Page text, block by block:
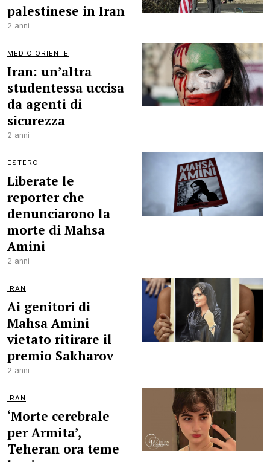
palestinese in Iran
2 anni
MEDIO ORIENTE
Iran: un’altra
studentessa uccisa
da agenti di
sicurezza
2 anni
ESTERO
Liberate le
reporter che
denunciarono la
morte di Mahsa
Amini
2 anni
IRAN
Ai genitori di
Mahsa Amini
vietato ritirare il
premio Sakharov
2 anni
IRAN
‘Morte cerebrale
per Armita’,
Teheran ora teme